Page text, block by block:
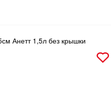
Анетт 1,5л без крышки